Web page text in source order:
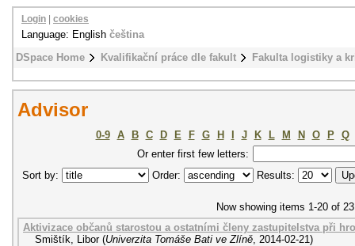
DSpace Home Kvalifikační práce dle fakult Fakulta logistiky a
Login cookies
Language: English čeština
Advisor
0-9 A B C D E F G H J K L M N O P
Q
Or enter first few letters:
Sort by:
Order: Results:
Now showing items 1-20 of 23
Aktivizace občanů starostou a ostatními členy zastupitelstva při
Smištík, Libor (Univerzita Tomáše Bati ve Zlíně, 2014-02-21)